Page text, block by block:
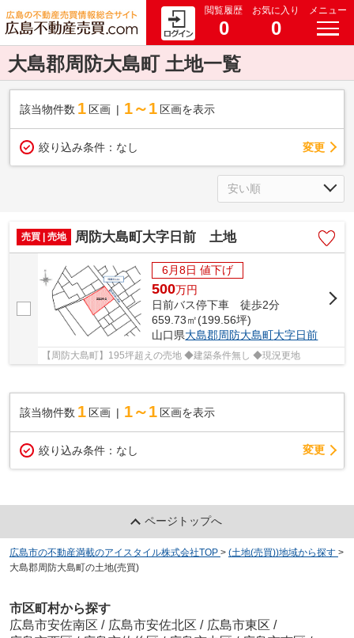
閲覧履歴
0
お気に入り
0
メニュー
大島郡周防大島町 土地一覧
該当物件数 1 区画 1～1 区画を表示
絞り込み条件： なし 変更
売買 | 売地 周防大島町大字日前 土地
6月8日 値下げ
500万円
日前バス停下車 徒歩2分
659.73㎡(199.56坪)
山口県大島郡周防大島町大字日前
【周防大島町】195坪超えの売地 ◆建築条件無し ◆現況更地
該当物件数 1 区画 1～1 区画を表示
絞り込み条件： なし 変更
ページトップへ
広島市の不動産満載のアイスタイル株式会社TOP > (土地(売買))地域から探す >
大島郡周防大島町の土地(売買)
市区町村から探す
広島市安佐南区 / 広島市安佐北区 / 広島市東区 /